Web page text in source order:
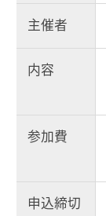
主催者
内容
参加費
申込締切